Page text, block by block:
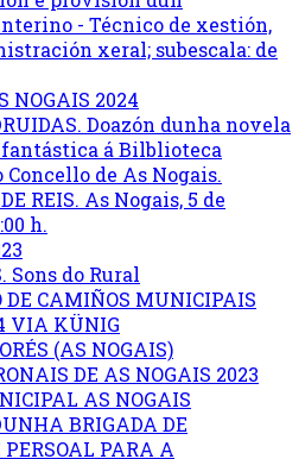
- Técnico de xestión,
xeral; subescala: de
NOGAIS 2024
Doazón dunha novela
á Bilblioteca
de As Nogais.
REIS. As Nogais, 5 de
h.
Sons do Rural
CAMIÑOS MUNICIPAIS
VIA KÜNIG
(AS NOGAIS)
DE AS NOGAIS 2023
AS NOGAIS
BRIGADA DE
PERSOAL PARA A